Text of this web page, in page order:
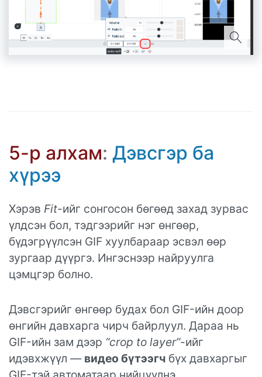
5-р алхам: Дэвсгэр ба
хүрээ
Хэрэв Fit-ийг сонгосон бөгөөд захад зурвас
үлдсэн бол, тэдгээрийг нэг өнгөөр,
бүдэгрүүлсэн GIF хуулбараар эсвэл өөр
зургаар дүүргэ. Ингэснээр найруулга
цэмцгэр болно.
Дэвсгэрийг өнгөөр будах бол GIF-ийн доор
өнгийн давхарга чирч байрлуул. Дараа нь
GIF-ийн зам дээр “crop to layer”-ийг
идэвхжүүл — видео бүтээгч бүх давхаргыг